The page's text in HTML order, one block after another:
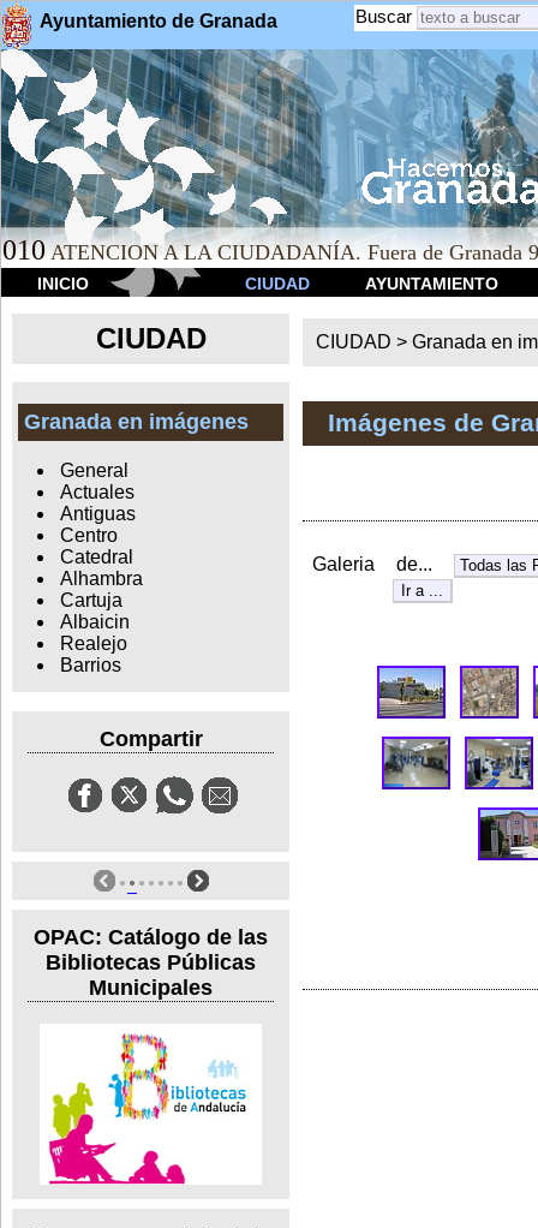
Ayuntamiento de Granada Buscar
010 ATENCION A LA CIUDADANÍA. Fuera de Granada
INICIO CIUDAD AYUNTAMIENTO
CIUDAD
Granada en imágenes
General
Actuales
Antiguas
Centro
Catedral
Alhambra
Cartuja
Albaicin
Realejo
Barrios
Compartir
OPAC: Catálogo de las
Bibliotecas Públicas
Municipales
CIUDAD >Granada en
Imágenes de
Galeria de...